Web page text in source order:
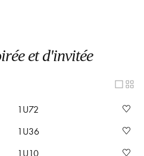
et d'invitée
1U72
1U36
1U10